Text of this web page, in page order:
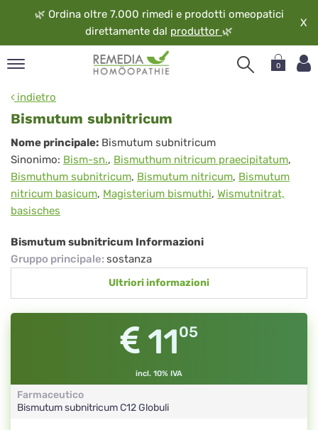
🌿 Ordina oltre 7.000 rimedi e prodotti omeopatici
direttamente dal produttor 🌿
X
0
indietro
Bismutum subnitricum
Bismutum
subnitricum
Nome principale: Bismutum subnitricum
Sinonimo: Bism-sn., Bismuthum nitricum praecipitatum,
Bismuthum subnitricum, Bismutum nitricum, Bismutum
nitricum basicum, Magisterium bismuthi, Wismutnitrat,
basisches
Bismutum subnitricum Informazioni
Gruppo principale: sostanza
Ultriori informazioni
1105
incl. 10% IVA
Farmaceutico
Bismutum subnitricumC12Globuli